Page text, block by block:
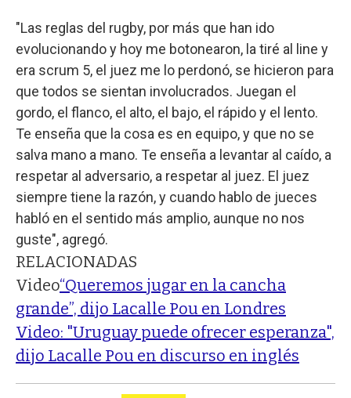
"Las reglas del rugby, por más que han ido
evolucionando y hoy me botonearon, la tiré al line y
era scrum 5, el juez me lo perdonó, se hicieron para
que todos se sientan involucrados. Juegan el
gordo, el flanco, el alto, el bajo, el rápido y el lento.
Te enseña que la cosa es en equipo, y que no se
salva mano a mano. Te enseña a levantar al caído, a
respetar al adversario, a respetar al juez. El juez
siempre tiene la razón, y cuando hablo de jueces
habló en el sentido más amplio, aunque no nos
guste", agregó.
RELACIONADAS
Video“Queremos jugar en la cancha
grande”, dijo Lacalle Pou en Londres
Video: "Uruguay puede ofrecer esperanza",
dijo Lacalle Pou en discurso en inglés